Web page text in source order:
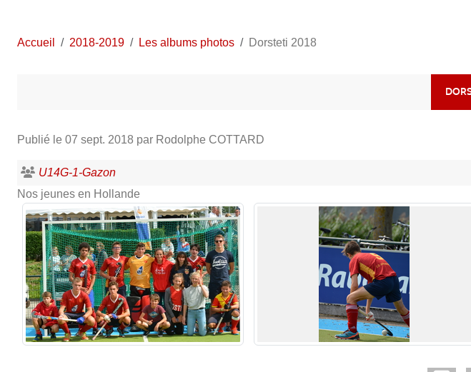
Accueil 2018-2019 Les albums photos Dorsteti 2018
Publié le 07 sept. 2018 par Rodolphe COTTARD
U14G-1-Gazon
Nos jeunes en Hollande